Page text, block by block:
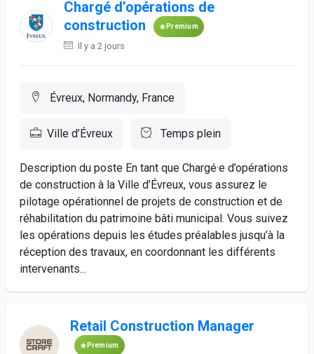
Chargé d’opérations de
construction
Premium
Il y a 2 jours
Évreux, Normandy, France
Ville d’Évreux Temps plein
Description du poste En tant que Chargé·e d’opérations
de construction à la Ville d’Évreux, vous assurez le
pilotage opérationnel de projets de construction et de
réhabilitation du patrimoine bâti municipal. Vous suivez
les opérations depuis les études préalables jusqu’à la
réception des travaux, en coordonnant les différents
intervenants...
Retail Construction Manager
Premium